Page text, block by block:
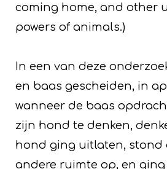
coming home, and other
powers of animals.)
In een van deze
en baas gescheiden, in
wanneer de baas
zijn hond te denken,
hond ging uitlaten, stond
andere ruimte op, en ging